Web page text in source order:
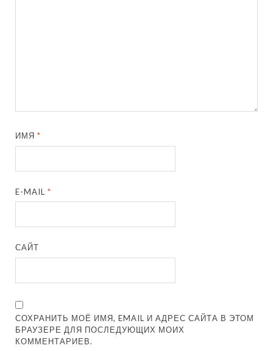
ИМЯ*
E-MAIL*
САЙТ
СОХРАНИТЬ МОЁ ИМЯ, EMAIL И АДРЕС САЙТА В ЭТОМ
БРАУЗЕРЕ ДЛЯ ПОСЛЕДУЮЩИХ МОИХ
КОММЕНТАРИЕВ.